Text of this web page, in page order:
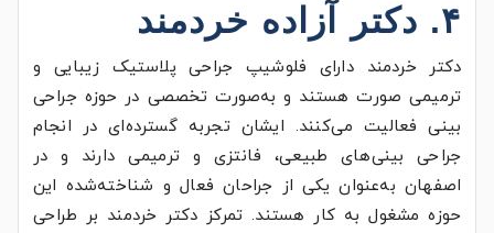
۴. دکتر آزاده خردمند
دکتر خردمند دارای فلوشیپ جراحی پلاستیک زیبایی و
ترمیمی صورت هستند و به‌صورت تخصصی در حوزه جراحی
بینی فعالیت می‌کنند. ایشان تجربه گسترده‌ای در انجام
جراحی بینی‌های طبیعی، فانتزی و ترمیمی دارند و در
اصفهان به‌عنوان یکی از جراحان فعال و شناخته‌شده این
حوزه مشغول به کار هستند. تمرکز دکتر خردمند بر طراحی